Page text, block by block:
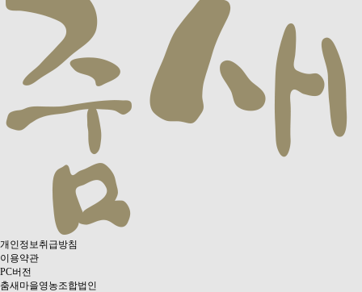
개인정보취급방침
이용약관
PC버전
춤새마을영농조합법인